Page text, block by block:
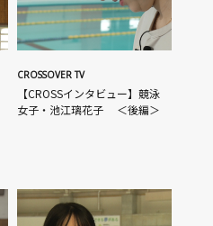
CROSSOVER TV
【CROSSインタビュー】競泳
女子・池江璃花子 ＜後編＞